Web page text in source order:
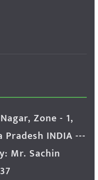
Zone - 1,
Pradesh INDIA ---
Mr. Sachin